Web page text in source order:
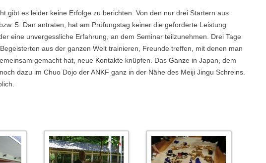
gibt es leider keine Erfolge zu berichten. Von den nur drei Startern aus
5. Dan antraten, hat am Prüfungstag keiner die geforderte Leistung
eine unvergessliche Erfahrung, an dem Seminar teilzunehmen. Drei Tage
aus der ganzen Welt trainieren, Freunde treffen, mit denen man
gemacht hat, neue Kontakte knüpfen. Das Ganze in Japan, dem
noch dazu im Chuo Dojo der ANKF ganz in der Nähe des Meiji Jingu Schreins.